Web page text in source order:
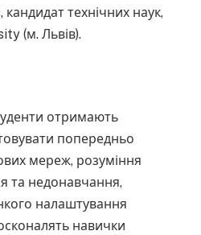
кандидат технічних наук,
(м. Львів).
отримають
попередньо
мереж, розуміння
та недонавчання,
налаштування
навички